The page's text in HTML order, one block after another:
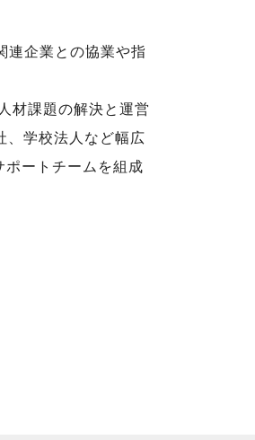
連企業との協業や指
材課題の解決と運営
、学校法人など幅広
ートチームを組成